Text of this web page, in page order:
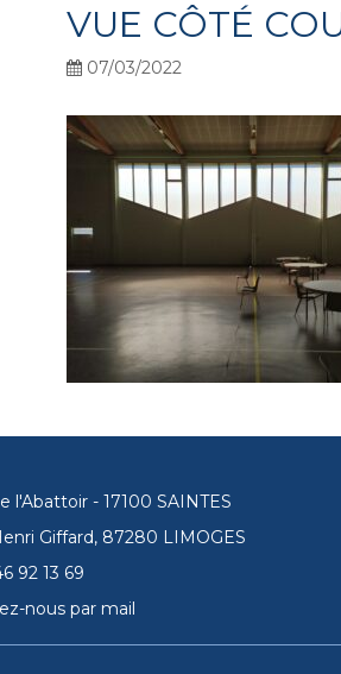
VUE CÔTÉ
07/03/2022
l'Abattoir - 17100 SAINTES
Giffard, 87280 LIMOGES
92 13 69
nous par mail